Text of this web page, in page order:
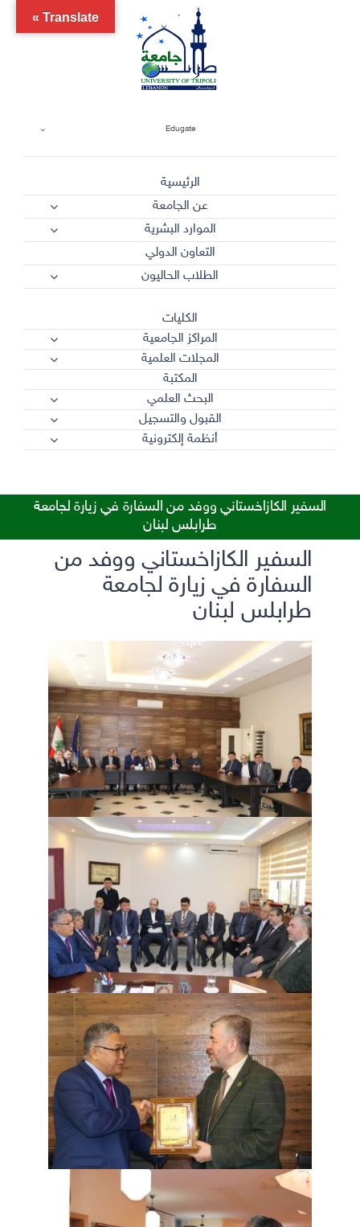
Edugate
الرئيسية
عن الجامعة
الموارد البشرية
التعاون الدولي
الطلاب الحاليون
الكليات
المراكز الجامعية
المجلات العلمية
المكتبة
البحث العلمي
القبول والتسجيل
أنظمة إلكترونية
السفير الكازاخستاني ووفد من السفارة في زيارة لجامعة
طرابلس لبنان
السفير الكازاخستاني ووفد من
السفارة في زيارة لجامعة
طرابلس لبنان
Translate »